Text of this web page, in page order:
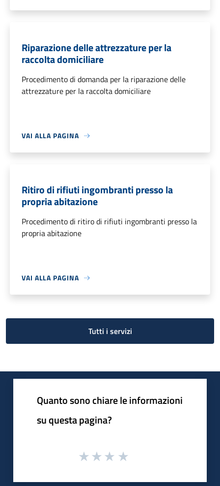
Riparazione delle attrezzature per la
raccolta domiciliare
Procedimento di domanda per la riparazione delle
attrezzature per la raccolta domiciliare
VAI ALLA PAGINA
Ritiro di rifiuti ingombranti presso la
propria abitazione
Procedimento di ritiro di rifiuti ingombranti presso la
propria abitazione
VAI ALLA PAGINA
Tutti i servizi
Quanto sono chiare le informazioni
su questa pagina?